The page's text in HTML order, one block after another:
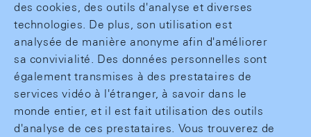
des cookies, des outils d'analyse et diverses
technologies. De plus, son utilisation est
analysée de manière anonyme afin d'améliorer
sa convivialité. Des données personnelles sont
également transmises à des prestataires de
services vidéo à l'étranger, à savoir dans le
monde entier, et il est fait utilisation des outils
d'analyse de ces prestataires. Vous trouverez de